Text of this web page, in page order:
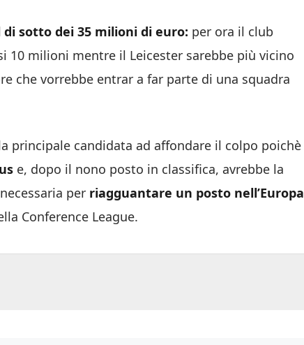
di sotto dei 35 milioni di euro: per ora il club
milioni mentre il Leicester sarebbe più vicino
che vorrebbe entrar a far parte di una squadra
principale candidata ad affondare il colpo poichè
e, dopo il nono posto in classifica, avrebbe la
per riagguantare un posto nell’Europa
Conference League.